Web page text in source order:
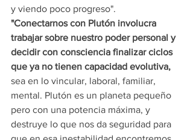
y viendo poco progreso".
"Conectarnos con Plutón involucra
trabajar sobre nuestro poder personal y
decidir con consciencia finalizar ciclos
que ya no tienen capacidad evolutiva,
sea en lo vincular, laboral, familiar,
mental. Plutón es un planeta pequeño
pero con una potencia máxima, y
destruye lo que nos da seguridad para